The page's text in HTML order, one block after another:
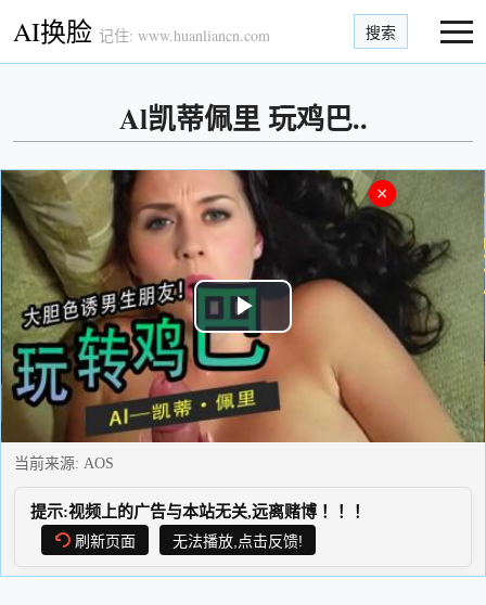
AI换脸 记住: www.huanliancn.com 搜索
Al凯蒂佩里 玩鸡巴..
Play
Video
×
当前来源: AOS
提示:视频上的广告与本站无关,远离赌博！！！
刷新页面
无法播放,点击反馈!